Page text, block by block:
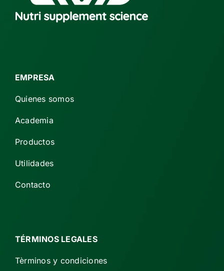
EMPRESA
Quienes somos
Academia
Productos
Utilidades
Contacto
TÉRMINOS LEGALES
Tèrminos y condiciones